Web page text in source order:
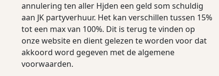
annulering ten aller Hjden een geld som schuldig
aan JK partyverhuur. Het kan verschillen tussen 15%
tot een max van 100%. Dit is terug te vinden op
onze website en dient gelezen te worden voor dat
akkoord word gegeven met de algemene
voorwaarden.